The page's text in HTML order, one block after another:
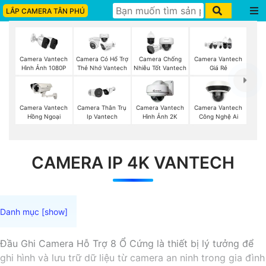
LẮP CAMERA TÂN PHÚ
Camera Vantech
Hình Ảnh 1080P
Camera Có Hổ Trợ
Thẻ Nhớ Vantech
Camera Chống
Nhiễu Tốt Vantech
Camera Vantech
Giá Rẻ
Camera Vantech
Hồng Ngoại
Camera Thân Trụ
Ip Vantech
Camera Vantech
Hình Ảnh 2K
Camera Vantech
Công Nghệ Ai
CAMERA IP 4K VANTECH
Đầu Ghi Camera Hỗ Trợ 8 Ổ Cứng là thiết bị lý tưởng để
ghi hình và lưu trữ dữ liệu từ camera an ninh trong gia đình